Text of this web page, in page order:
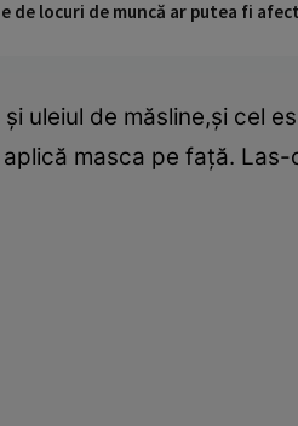
locuri de muncă ar putea fi
uleiul de măsline,şi cel
masca pe faţă.